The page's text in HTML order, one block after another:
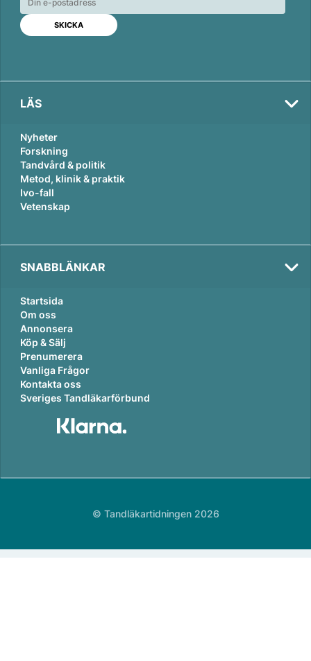
d
n
o
o
k
LÄS
Nyheter
Forskning
Tandvård & politik
Metod, klinik & praktik
Ivo-fall
Vetenskap
SNABBLÄNKAR
Startsida
Om oss
Annonsera
Köp & Sälj
Prenumerera
Vanliga Frågor
Kontakta oss
Sveriges Tandläkarförbund
© Tandläkartidningen 2026